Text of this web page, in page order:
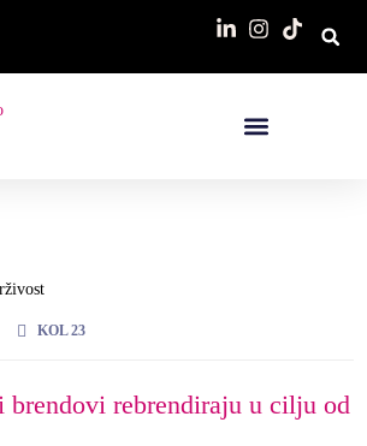
KOL 23
brendovi rebrendiraju u cilju od